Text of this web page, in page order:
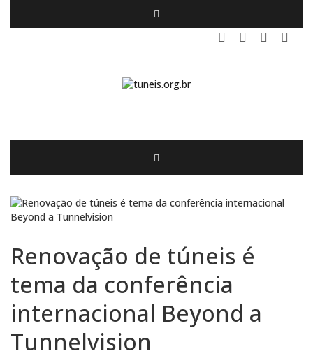
Renovação de túneis é
tema da conferência
internacional Beyond a
Tunnelvision